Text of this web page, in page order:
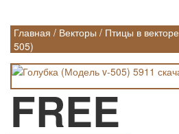
Главная / Векторы / Птицы в векторе
505)
FREE